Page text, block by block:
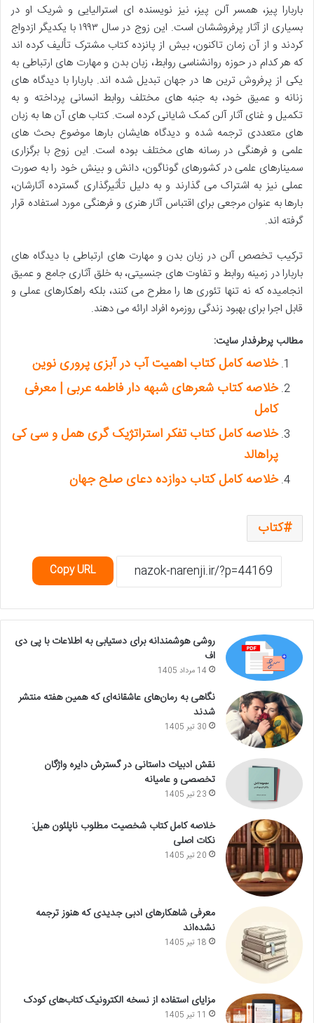
باربارا پیز، همسر آلن پیز، نیز نویسنده ای استرالیایی و شریک او در
بسیاری از آثار پرفروششان است. این زوج در سال ۱۹۹۳ با یکدیگر ازدواج
کردند و از آن زمان تاکنون، بیش از پانزده کتاب مشترک تألیف کرده اند
که هر کدام در حوزه روانشناسی روابط، زبان بدن و مهارت های ارتباطی به
یکی از پرفروش ترین ها در جهان تبدیل شده اند. باربارا با دیدگاه های
زنانه و عمیق خود، به جنبه های مختلف روابط انسانی پرداخته و به
تکمیل و غنای آثار آلن کمک شایانی کرده است. کتاب های آن ها به زبان
های متعددی ترجمه شده و دیدگاه هایشان بارها موضوع بحث های
علمی و فرهنگی در رسانه های مختلف بوده است. این زوج با برگزاری
سمینارهای علمی در کشورهای گوناگون، دانش و بینش خود را به صورت
عملی نیز به اشتراک می گذارند و به دلیل تأثیرگذاری گسترده آثارشان،
بارها به عنوان مرجعی برای اقتباس آثار هنری و فرهنگی مورد استفاده قرار
گرفته اند.
ترکیب تخصص آلن در زبان بدن و مهارت های ارتباطی با دیدگاه های
باربارا در زمینه روابط و تفاوت های جنسیتی، به خلق آثاری جامع و عمیق
انجامیده که نه تنها تئوری ها را مطرح می کنند، بلکه راهکارهای عملی و
قابل اجرا برای بهبود زندگی روزمره افراد ارائه می دهند.
مطالب پرطرفدار سایت:
خلاصه کامل کتاب اهمیت آب در آبزی پروری نوین
خلاصه کتاب شعرهای شبهه دار فاطمه عربی | معرفی
کامل
خلاصه کامل کتاب تفکر استراتژیک گری همل و سی کی
پراهالد
خلاصه کامل کتاب دوازده دعای صلح جهان
کتاب
Copy URL
روشی هوشمندانه برای دستیابی به اطلاعات با پی دی
اف
14 مرداد 1405
نگاهی به رمان‌های عاشقانه‌ای که همین هفته منتشر
شدند
30 تیر 1405
نقش ادبیات داستانی در گسترش دایره واژگان
تخصصی و عامیانه
23 تیر 1405
خلاصه کامل کتاب شخصیت مطلوب ناپلئون هیل:
نکات اصلی
20 تیر 1405
معرفی شاهکارهای ادبی جدیدی که هنوز ترجمه
نشده‌اند
18 تیر 1405
مزایای استفاده از نسخه الکترونیک کتاب‌های کودک
11 تیر 1405